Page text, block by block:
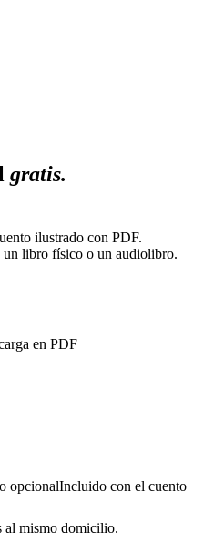
gratis.
ilustrado con PDF.
un libro físico o un audiolibro.
en PDF
opcionalIncluido con el cuento
al mismo domicilio.